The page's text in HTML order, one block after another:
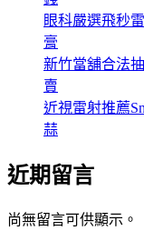
眼科嚴選飛秒
膏
新竹當舖合法
賣
近視雷射推薦
蒜
近期留言
尚無留言可供顯示。